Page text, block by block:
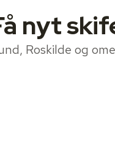
nyt
Roskilde og